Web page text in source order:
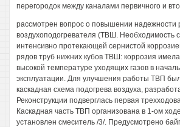
перегородок между каналами первичного и
рассмотрен вопрос о повышении надежности
воздухоподогревателя (ТВШ. Необходимость с
интенсивно протекающей сернистой
рядов труб нижних кубов ТВШ: коррозия
высокой температуре уходящих газов в
эксплуатации. Для улучшения работы ТВП
каскадная схема подогрева воздуха,
Реконструкции подверглась первая
Каскадная часть ТВП организована в 1-ом
установлен смеситель /3/. Предусмотрено